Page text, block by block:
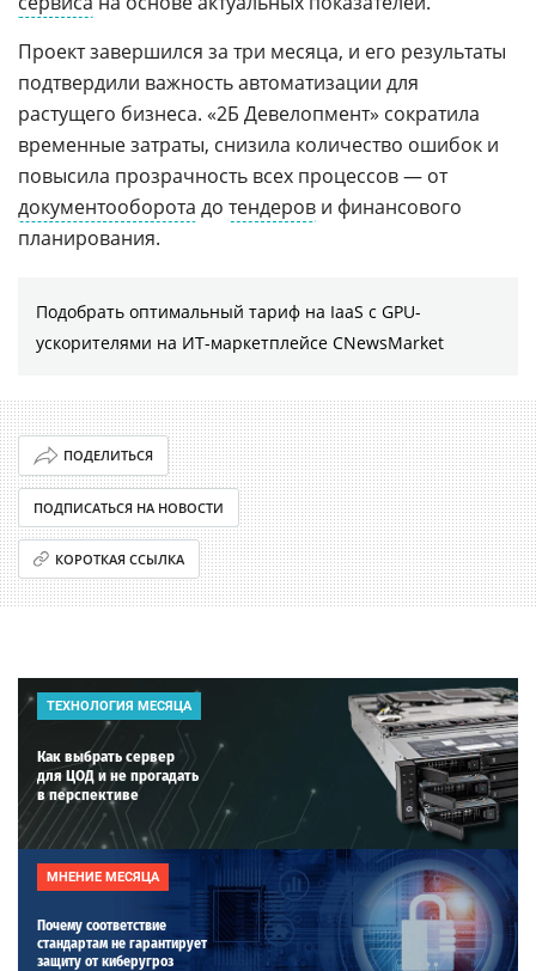
Проект завершился за три месяца, и его результаты
подтвердили важность автоматизации для
растущего бизнеса. «2Б Девелопмент» сократила
временные затраты, снизила количество ошибок и
повысила прозрачность всех процессов — от
документооборота до тендеров и финансового
планирования.
Подобрать оптимальный тариф на IaaS с GPU-
ускорителями на ИТ-маркетплейсе CNewsMarket
ПОДЕЛИТЬСЯ
ПОДПИСАТЬСЯ НА НОВОСТИ
КОРОТКАЯ ССЫЛКА
ТЕХНОЛОГИЯ МЕСЯЦА
Как выбрать сервер
для ЦОД и не прогадать
в перспективе
МНЕНИЕ МЕСЯЦА
Почему соответствие
стандартам не гарантирует
защиту от киберугроз